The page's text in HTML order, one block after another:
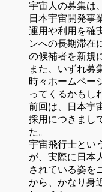
宇宙人の募集は
日本宇宙開発事
運用や利用を確
ンへの長期滞在
の候補者を新規
また、いずれ募
時々ホームペー
ってくるかもし
前回は、日本宇
採用につきまし
た。
宇宙飛行士とい
が、実際に日本
されている姿を
から、かなり身